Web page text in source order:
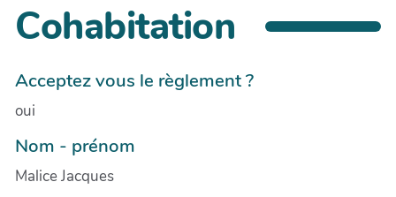
Cohabitation
Acceptez vous le règlement ?
oui
Nom - prénom
Malice Jacques